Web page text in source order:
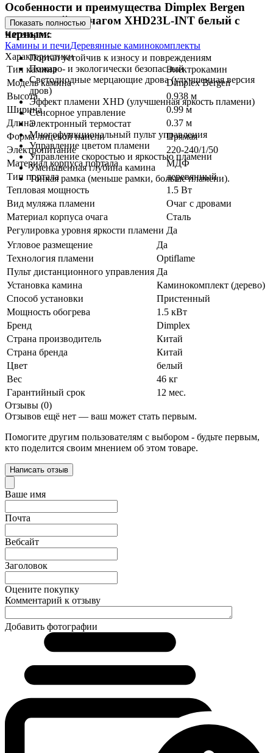
Особенности и преимущества Dimplex Bergen
(Разборный) с очагом XHD23L-INT белый с
черным:
Портал устойчив к износу и повреждениям
Пожаро- и экологически безопасный
Светодиодные мерцающие дрова (улучшенная версия
дров)
Эффект пламени XHD (улучшенная яркость пламени)
Сенсорное управление
Электронный термостат
Многофункциональный пульт управления
Управление цветом пламени
Управление скоростью и яркостью пламени
Уменьшенная глубина камина
Тонкая рамка (меньше рамки, больше пламени).
Показать полностью
Категории:
Камины и печиДеревянные каминокомплекты
Характеристики
Тип камина
Электрокамин
Модель камина
Dimplex Bergen
Высота
0.938 м
Ширина
0.99 м
Длина
0.37 м
Форма лицевой панели
Прямая
Электропитание
220-240/1/50
Материал корпуса портала
МДФ
Тип портала
деревянный
Тепловая мощность
1.5 Вт
Вид муляжа пламени
Очаг с дровами
Материал корпуса очага
Сталь
Регулировка уровня яркости пламени Да
Угловое размещение
Да
Технология пламени
Optiflame
Пульт дистанционного управления Да
Установка камина
Каминокомплект (дерево)
Способ установки
Пристенный
Мощность обогрева
1.5 кВт
Бренд
Dimplex
Страна производитель
Китай
Страна бренда
Китай
Цвет
белый
Вес
46 кг
Гарантийный срок
12 мес.
Отзывы (0)
Отзывов ещё нет — ваш может стать первым.
Помогите другим пользователям с выбором - будьте первым,
кто поделится своим мнением об этом товаре.
Написать отзыв
Ваше имя
Почта
Вебсайт
Заголовок
Оцените покупку
Комментарий к отзыву
Добавить фотографии